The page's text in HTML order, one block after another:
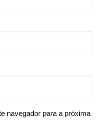
navegador para a próxima